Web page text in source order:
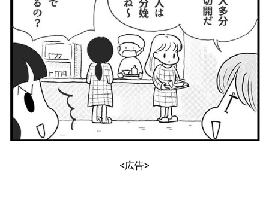
<広告>